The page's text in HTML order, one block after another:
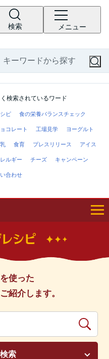
検索 メニュー
検索されているワード
ピ 食の栄養バランスチェック
コレート 工場見学 ヨーグルト
食育 プレスリリース アイス
ルギー チーズ キャンペーン
合わせ
使った
紹介します。
索